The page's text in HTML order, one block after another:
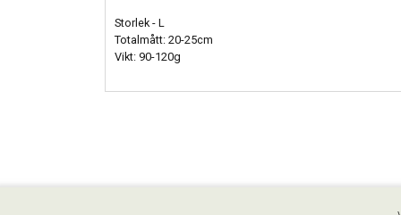
Storlek - L
Totalmått: 20-25cm
Vikt: 90-120g